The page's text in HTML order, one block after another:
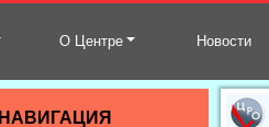
О Центре Новости
НАВИГАЦИЯ